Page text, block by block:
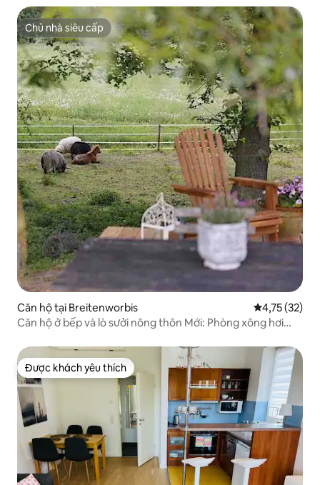
Chủ nhà siêu cấp
Chủ nhà siêu cấp
Căn hộ tại Breitenworbis Xếp hạng
4,75 (32)
Căn hộ ở bếp và lò sưởi nông thôn Mới: Phòng xông hơi
Được khách yêu thích
Được khách yêu thích